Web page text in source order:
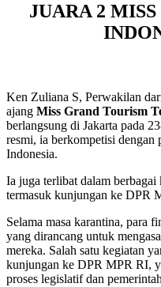
JUARA 2
Ken Zuliana S, Perwakilan
ajang Miss Grand Tourism
berlangsung di Jakarta pada
resmi, ia berkompetisi dengan
Indonesia.
Ia juga terlibat dalam berbagai
termasuk kunjungan ke DPR
Selama masa karantina, para
yang dirancang untuk
mereka. Salah satu kegiatan
kunjungan ke DPR MPR RI,
proses legislatif dan